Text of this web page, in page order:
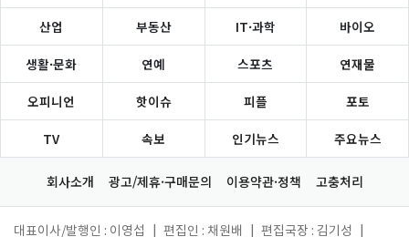
산업 부동산 IT·과학 바이오
생활·문화 연예 스포츠 연재물
오피니언 핫이슈 피플 포토
TV 속보 인기뉴스 주요뉴스
회사소개 광고/제휴·구매문의 이용약관·정책 고충처리
대표이사/발행인 : 이영섭 편집인 : 채원배 편집국장 : 김기성